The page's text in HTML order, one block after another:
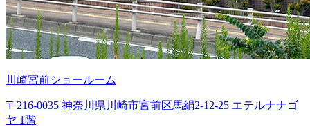
川崎宮前ショールーム
〒216-0035 神奈川県川崎市宮前区馬絹2-12-25 エテルナナゴ
ヤ 1階